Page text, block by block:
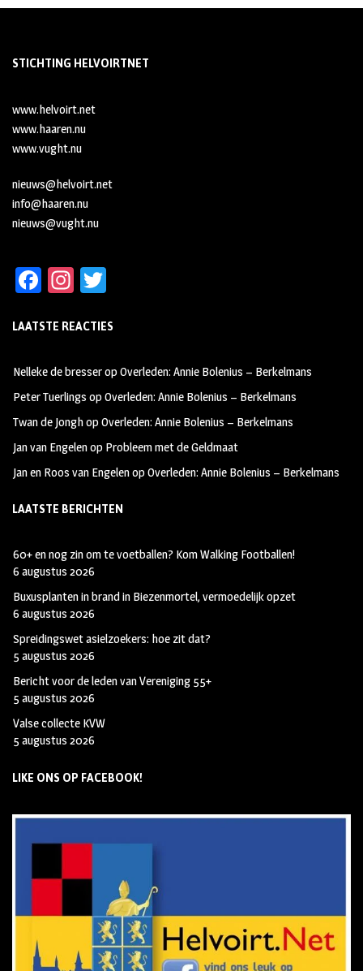
STICHTING HELVOIRTNET
www.helvoirt.net
www.haaren.nu
www.vught.nu
nieuws@helvoirt.net
info@haaren.nu
nieuws@vught.nu
Fa
b
oo
k
In
ag
m
tt
LAATSTE REACTIES
Nelleke de bresseropOverleden: Annie Bolenius – Berkelmans
Peter Tuerlings opOverleden: Annie Bolenius – Berkelmans
Twan de JonghopOverleden: Annie Bolenius – Berkelmans
Jan van Engelenop Probleem met de Geldmaat
Jan en Roos van EngelenopOverleden: Annie Bolenius – Berkelmans
LAATSTE BERICHTEN
60+ en nog zin om te voetballen? Kom Walking Footballen!
6 augustus 2026
Buxusplanten in brand in Biezenmortel, vermoedelijk opzet
6 augustus 2026
Spreidingswet asielzoekers: hoe zit dat?
5 augustus 2026
Bericht voor de leden van Vereniging 55+
5 augustus 2026
Valse collecte KVW
5 augustus 2026
LIKE ONS OP FACEBOOK!